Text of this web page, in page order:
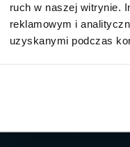
ruch w naszej witrynie.
reklamowym i
uzyskanymi podczas